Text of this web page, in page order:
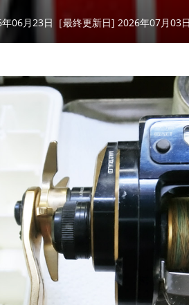
年06月23日［最終更新日] 2026年07月03日